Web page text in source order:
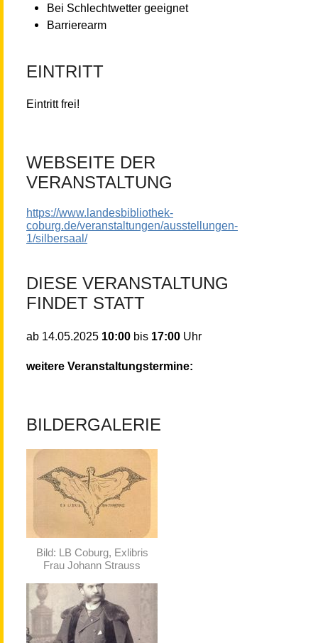
Bei Schlechtwetter geeignet
Barrierearm
EINTRITT
Eintritt frei!
WEBSEITE DER
VERANSTALTUNG
https://www.landesbibliothek-
coburg.de/veranstaltungen/ausstellungen-
1/silbersaal/
DIESE VERANSTALTUNG
FINDET STATT
ab 14.05.2025 10:00 bis 17:00 Uhr
weitere Veranstaltungstermine:
BILDERGALERIE
Bild: LB Coburg, Exlibris
Frau Johann Strauss